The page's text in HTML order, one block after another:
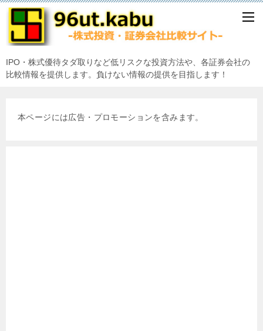
IPO・株式優待タダ取りなど低リスクな投資方法や、各証券会社の
比較情報を提供します。負けない情報の提供を目指します！
本ページには広告・プロモーションを含みます。